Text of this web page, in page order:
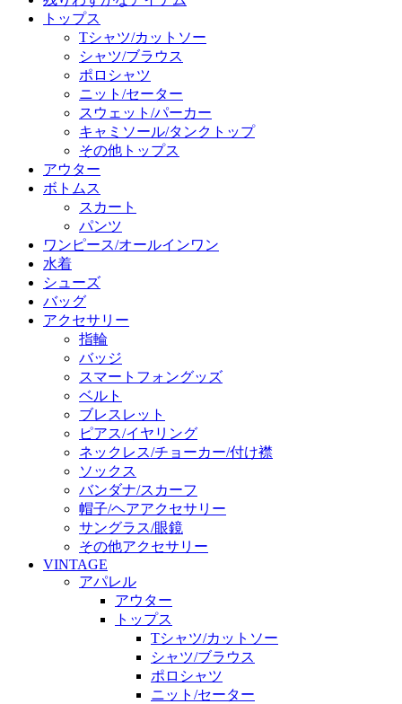
トップス
Tシャツ/カットソー
シャツ/ブラウス
ポロシャツ
ニット/セーター
スウェット/パーカー
キャミソール/タンクトップ
その他トップス
アウター
ボトムス
スカート
パンツ
ワンピース/オールインワン
水着
シューズ
バッグ
アクセサリー
指輪
バッジ
スマートフォングッズ
ベルト
ブレスレット
ピアス/イヤリング
ネックレス/チョーカー/付け襟
ソックス
バンダナ/スカーフ
帽子/ヘアアクセサリー
サングラス/眼鏡
その他アクセサリー
VINTAGE
アパレル
アウター
トップス
Tシャツ/カットソー
シャツ/ブラウス
ポロシャツ
ニット/セーター